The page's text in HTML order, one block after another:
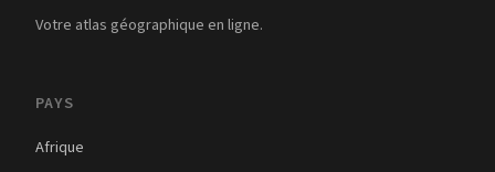
Votre atlas géographique en ligne.
PAYS
Afrique